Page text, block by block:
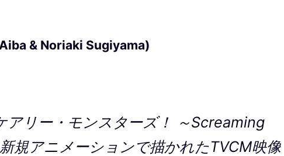
& Noriaki Sugiyama)
アリー・モンスターズ！ ～Screaming
規アニメーションで描かれたTVCM映像